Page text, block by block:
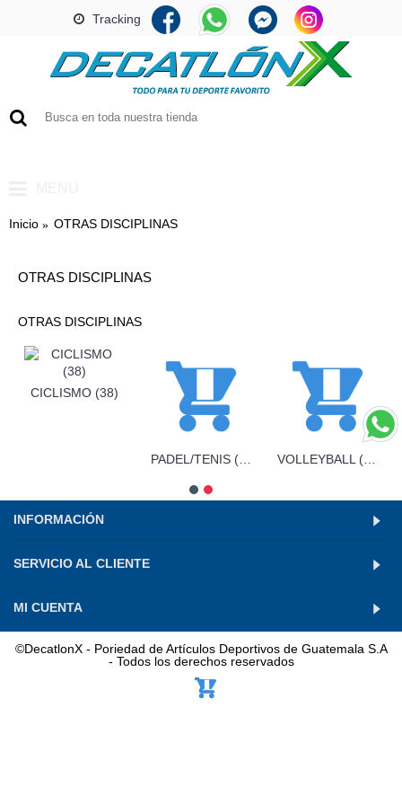
Tracking
Inicio OTRAS DISCIPLINAS
OTRAS DISCIPLINAS
OTRAS DISCIPLINAS
CICLISMO (38)
INFORMACIÓN
SERVICIO AL CLIENTE
MI CUENTA
©DecatlonX - Poriedad de Artículos Deportivos de Guatemala S.A
- Todos los derechos reservados